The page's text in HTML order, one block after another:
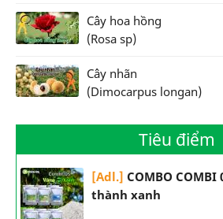
Cây hoa hồng
(Rosa sp)
Cây nhãn
(Dimocarpus longan)
Tiêu điểm
[Adl.] COMBO
thành xanh